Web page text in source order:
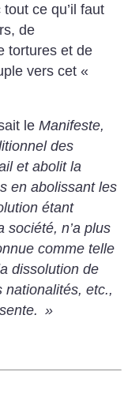
ce qu’il faut
de
tortures et de
vers cet «
le Manifeste,
des
et abolit la
en abolissant les
étant
société, n’a plus
comme telle
dissolution de
nationalités, etc.,
»